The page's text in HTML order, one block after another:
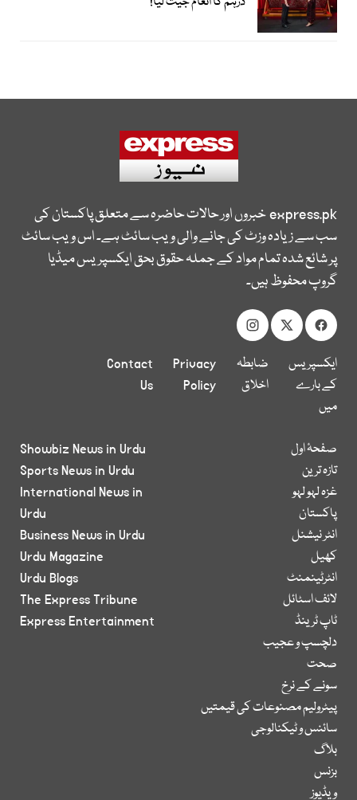
express.pkخبروں اور حالات حاضرہ سے متعلق پاکستان کی
سب سے زیادہ وزٹ کی جانے والی ویب سائٹ ہے۔ اس ویب سائٹ
پر شائع شدہ تمام مواد کے جملہ حقوق بحق ایکسپریس میڈیا
گروپ محفوظ ہیں۔
ایکسپریس
کے بارے
میں
ضابطہ
اخلاق
Privacy
Policy
Contact
Us
صفحۂ اول
تازہ ترین
غزہ لہو لہو
پاکستان
انٹر نیشنل
کھیل
انٹرٹینمنٹ
لائف اسٹائل
ٹاپ ٹرینڈ
دلچسپ و عجیب
صحت
سونے کے نرخ
پیٹرولیم مصنوعات کی قیمتیں
سائنس و ٹیکنالوجی
بلاگ
بزنس
ویڈیوز
Showbiz News in Urdu
Sports News in Urdu
International News in
Urdu
Business News in Urdu
Urdu Magazine
Urdu Blogs
The Express Tribune
Express Entertainment